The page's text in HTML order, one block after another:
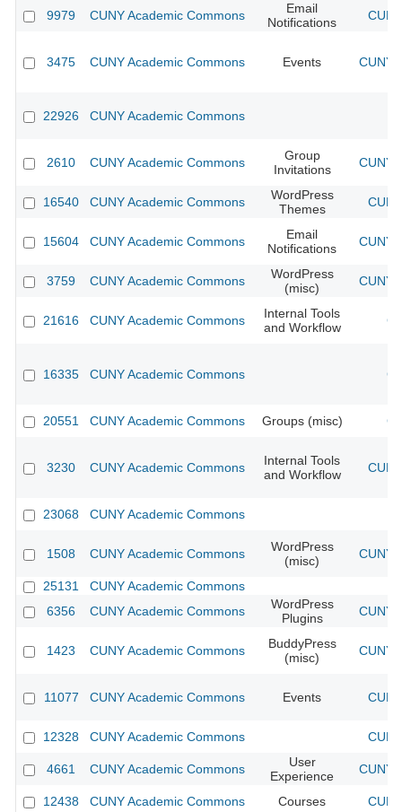
9979 CUNY Academic Commons
Email
Notifications
3475 CUNY Academic Commons Events CUNY
22926 CUNY Academic Commons
2610 CUNY Academic Commons
Group
Invitations
CUNY
16540 CUNY Academic Commons
WordPress
Themes
15604 CUNY Academic Commons
Email
Notifications
CUNY
3759 CUNY Academic Commons
WordPress
(misc)
CUNY
21616 CUNY Academic Commons
Internal Tools
and Workflow
16335 CUNY Academic Commons
20551 CUNY Academic Commons Groups (misc)
3230 CUNY Academic Commons
Internal Tools
and Workflow
23068 CUNY Academic Commons
1508 CUNY Academic Commons
WordPress
(misc)
CUNY
25131
CUNY Academic Commons
6356
CUNY Academic Commons
WordPress
Plugins
CUNY
1423 CUNY Academic Commons
BuddyPress
(misc)
CUNY
11077 CUNY Academic Commons Events
12328 CUNY Academic Commons
4661 CUNY Academic Commons
User
Experience
CUNY
12438 CUNY Academic Commons Courses